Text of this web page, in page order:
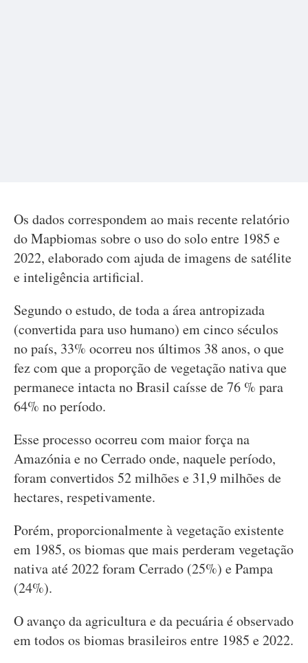
Os dados correspondem ao mais recente relatório
do Mapbiomas sobre o uso do solo entre 1985 e
2022, elaborado com ajuda de imagens de satélite
e inteligência artificial.
Segundo o estudo, de toda a área antropizada
(convertida para uso humano) em cinco séculos
no país, 33% ocorreu nos últimos 38 anos, o que
fez com que a proporção de vegetação nativa que
permanece intacta no Brasil caísse de 76 % para
64% no período.
Esse processo ocorreu com maior força na
Amazónia e no Cerrado onde, naquele período,
foram convertidos 52 milhões e 31,9 milhões de
hectares, respetivamente.
Porém, proporcionalmente à vegetação existente
em 1985, os biomas que mais perderam vegetação
nativa até 2022 foram Cerrado (25%) e Pampa
(24%).
O avanço da agricultura e da pecuária é observado
em todos os biomas brasileiros entre 1985 e 2022.